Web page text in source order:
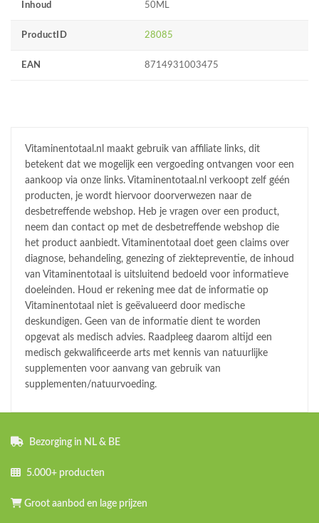
Inhoud 50ML
ProductID 28085
EAN 8714931003475
Vitaminentotaal.nl maakt gebruik van affiliate links, dit
betekent dat we mogelijk een vergoeding ontvangen voor een
aankoop via onze links. Vitaminentotaal.nl verkoopt zelf géén
producten, je wordt hiervoor doorverwezen naar de
desbetreffende webshop. Heb je vragen over een product,
neem dan contact op met de desbetreffende webshop die
het product aanbiedt. Vitaminentotaal doet geen claims over
diagnose, behandeling, genezing of ziektepreventie, de inhoud
van Vitaminentotaal is uitsluitend bedoeld voor informatieve
doeleinden. Houd er rekening mee dat de informatie op
Vitaminentotaal niet is geëvalueerd door medische
deskundigen. Geen van de informatie dient te worden
opgevat als medisch advies. Raadpleeg daarom altijd een
medisch gekwalificeerde arts met kennis van natuurlijke
supplementen voor aanvang van gebruik van
supplementen/natuurvoeding.
Bezorging in NL & BE
5.000+ producten
Groot aanbod en lage prijzen